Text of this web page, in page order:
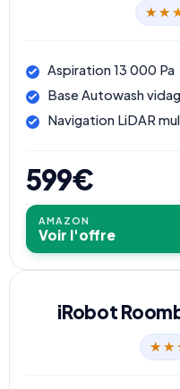
Aspiration 13 000 Pa
Base Autowash
Navigation LiDAR
599€
AMAZON
Voir l'offre
iRobot